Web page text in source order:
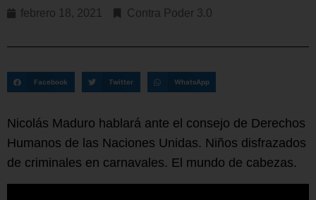
febrero 18, 2021 Contra Poder 3.0
Facebook Twitter WhatsApp
Nicolás Maduro hablará ante el consejo de Derechos
Humanos de las Naciones Unidas. Niños disfrazados
de criminales en carnavales. El mundo de cabezas.